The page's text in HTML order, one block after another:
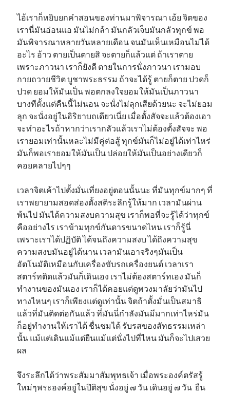
ไอ้เราก็หยิบยกคำสอนของท่านมาพิจารณา เอ้ย จิตของ
เรานี่มันอ่อนแอ มันไม่กล้า มันกลัวเจ็บมันกลัวทุกข์ พอ
มันพิจารณาหลายวันหลายเดือน จนมันเห็นเหมือนไม่ได้
อะไร อ้าว ตายเป็นตายสิ จะตายก็แล้วแต่ ถ้าเราตาย
เพราะภาวนา เราก็ยังดี ตายในการนั่งภาวนา เรามอบ
กายถวายชีวิต บูชาพระธรรม ถ้าจะได้รู้ ตายก็ตาย ปวดก็
ปวด ยอมให้มันเป็น พอตกลงใจยอมให้มันเป็นภาวนา
บางทีตั้งแต่คืนนี้ไม่นอน จะนั่งไม่ลุกเสียด้วยนะ จะไม่ยอม
ลุก จะนั่งอยู่ในอิริยาบถเดียวเนี่ย เมื่อตั้งสัจจะแล้วต้องเอา
จะทำอะไรถ้าหากว่าเรากลัวแล้วเราไม่ต้องตั้งสัจจะ พอ
เรายอมเท่านั้นหละไม่มีคู่ต่อสู้ ทุกข์มันก็ไม่อยู่ได้เท่าไหร่
มันก็พอเรายอมให้มันเป็น ปล่อยให้มันเป็นอย่างเดียวก็
คอยคลายไปๆๆ
เวลาจิตเค้าไปตั้งมั่นเที่ยงอยู่ตอนนั้นนะ ที่มันทุกข์มากๆ ที่
เราพยายามสอดส่องตั้งสติระลึกรู้ให้มาก เวลามันผ่าน
พ้นไป มันได้ความสงบความสุข เราก็พอที่จะรู้ได้ว่าทุกข์
คืออย่างไร เราข้ามทุกข์กันดารขนาดไหน เราก็รู้นี่
เพราะเราได้ปฏิบัติ ได้จนถึงความสงบ ได้ถึงความสุข
ความสงบมันอยู่ได้นาน เวลามันเอาจริงๆมันเป็น
อัตโนมัติเหมือนกับเครื่องขับรถเครื่องยนต์ เวลาเรา
สตาร์ทติดแล้วมันก็เดินเอง เราไม่ต้องสตาร์ทเอง มันก็
ทำงานของมันเอง เราก็ได้คอยแต่ดูพวงมาลัยว่ามันไป
ทางไหนๆ เราก็เพียงแต่ดูเท่านั้น จิตถ้าตั้งมั่นเป็นสมาธิ
แล้วที่มันติดต่อกันแล้ว ที่มันนี่กำลังมันมีมากเท่าไหร่มัน
ก็อยู่ทำงานให้เราได้ ชื่นชมได้ รับรสของสัทธรรมเหล่า
นั้น แม้แต่เดินแม้แต่ยืนแม้แต่นั่งไปที่ไหน มันก็จะไปเสวย
ผล
จึงระลึกได้ว่าพระสัมมาสัมพุทธเจ้า เมื่อพระองค์ตรัสรู้
ใหม่ๆพระองค์อยู่ในปิติสุข นั่งอยู่ ๗ วัน เดินอยู่ ๗ วัน ยืน